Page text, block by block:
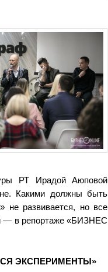
РТ Ирадой Аюповой
Какими должны быть
не развивается, но все
— в репортаже «БИЗНЕС
ЭКСПЕРИМЕНТЫ»